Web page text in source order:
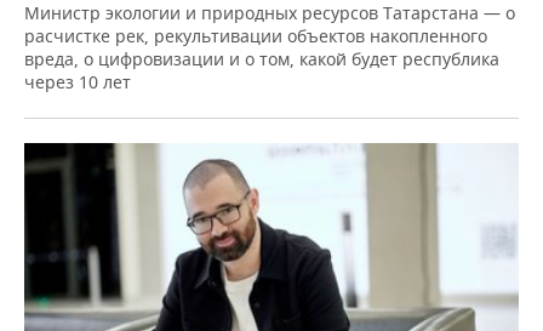
Министр экологии и природных ресурсов Татарстана — о
расчистке рек, рекультивации объектов накопленного
вреда, о цифровизации и о том, какой будет республика
через 10 лет